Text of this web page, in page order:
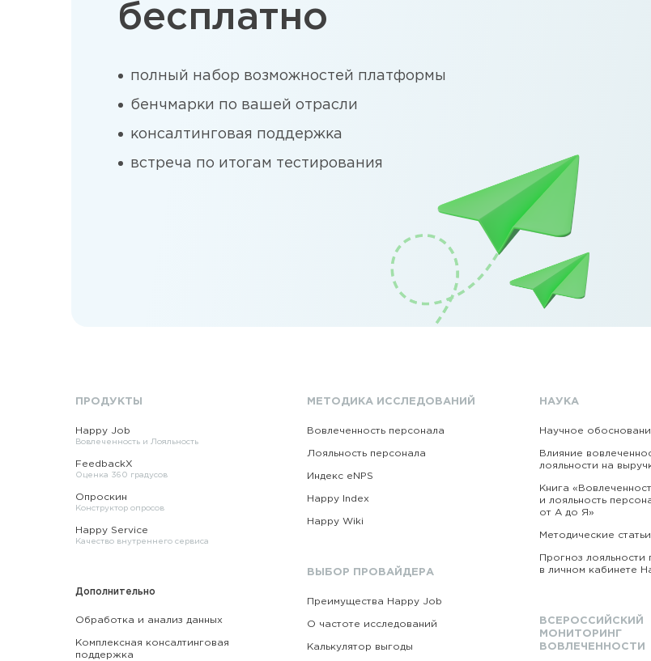
бесплатно
полный набор возможностей платформы
бенчмарки по вашей отрасли
консалтинговая поддержка
встреча по итогам тестирования
ПРОДУКТЫ
Happy Job
Вовлеченность и Лояльность
FeedbackX
Оценка 360 градусов
Опроскин
Конструктор опросов
Happy Service
Качество внутреннего сервиса
Дополнительно
Обработка и анализ данных
Комплексная консалтинговая
поддержка
МЕТОДИКА ИССЛЕДОВАНИЙ
Вовлеченность персонала
Лояльность персонала
Индекс eNPS
Happy Index
Happy Wiki
ВЫБОР ПРОВАЙДЕРА
Преимущества Happy Job
О частоте исследований
Калькулятор выгоды
НАУКА
Научное
Влияние
лояльности на
Книга
и лояльность
от А до Я»
Методические статьи
Прогноз лояльности
в личном кабинете
ВСЕРОССИЙСКИЙ
МОНИТОРИНГ
ВОВЛЕЧЕННОСТИ